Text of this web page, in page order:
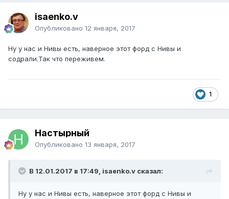
isaenko.v
Опубликовано 12 января, 2017
Ну у нас и Нивы есть, наверное этот форд с Нивы и
содрали.Так что переживем.
1
Настырный
Опубликовано 13 января, 2017
В 12.01.2017 в 17:49, isaenko.v сказал:
Ну у нас и Нивы есть, наверное этот форд с Нивы и